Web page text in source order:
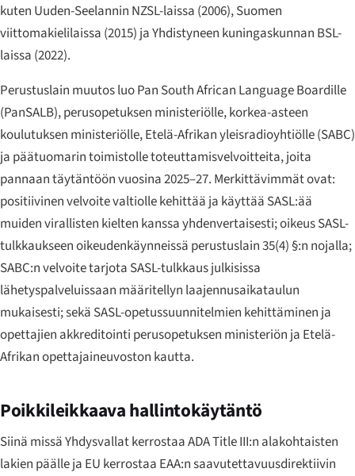
kuten Uuden-Seelannin NZSL-laissa (2006), Suomen
viittomakielilaissa (2015) ja Yhdistyneen kuningaskunnan BSL-
laissa (2022).
Perustuslain muutos luo Pan South African Language Boardille
(PanSALB), perusopetuksen ministeriölle, korkea-asteen
koulutuksen ministeriölle, Etelä-Afrikan yleisradioyhtiölle (SABC)
ja päätuomarin toimistolle toteuttamisvelvoitteita, joita
pannaan täytäntöön vuosina 2025–27. Merkittävimmät ovat:
positiivinen velvoite valtiolle kehittää ja käyttää SASL:ää
muiden virallisten kielten kanssa yhdenvertaisesti; oikeus SASL-
tulkkaukseen oikeudenkäynneissä perustuslain 35(4) §:n nojalla;
SABC:n velvoite tarjota SASL-tulkkaus julkisissa
lähetyspalveluissaan määritellyn laajennusaikataulun
mukaisesti; sekä SASL-opetussuunnitelmien kehittäminen ja
opettajien akkreditointi perusopetuksen ministeriön ja Etelä-
Afrikan opettajaineuvoston kautta.
Poikkileikkaava hallintokäytäntö
Siinä missä Yhdysvallat kerrostaa ADA Title III:n alakohtaisten
lakien päälle ja EU kerrostaa EAA:n saavutettavuusdirektiivin